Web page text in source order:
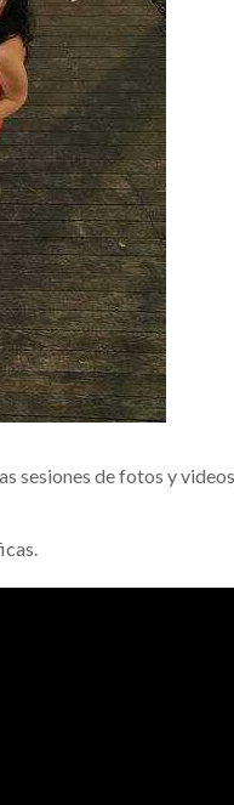
sesiones de fotos y